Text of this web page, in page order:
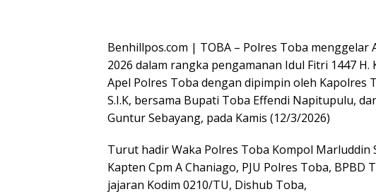
Benhillpos.com | TOBA – Polres Toba menggelar
2026 dalam rangka pengamanan Idul Fitri 1447
Apel Polres Toba dengan dipimpin oleh Kapolres
S.I.K, bersama Bupati Toba Effendi Napitupulu,
Guntur Sebayang, pada Kamis (12/3/2026)
Turut hadir Waka Polres Toba Kompol Marluddin
Kapten Cpm A Chaniago, PJU Polres Toba,
jajaran Kodim 0210/TU, Dishub Toba,